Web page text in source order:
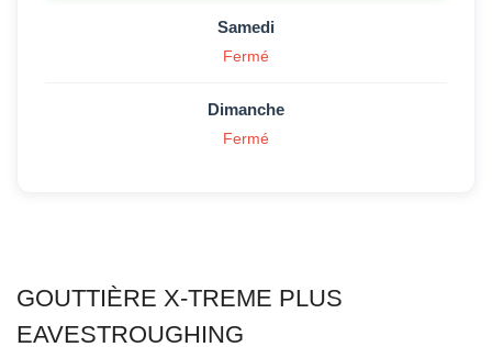
Samedi
Fermé
Dimanche
Fermé